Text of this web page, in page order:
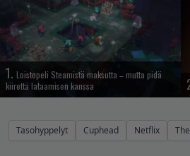
1. Loistopeli Steamistä maksutta – mutta pidä
kiirettä lataamisen kanssa
Tasohyppelyt Cuphead Netflix